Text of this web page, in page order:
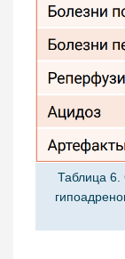
Таблица 6.